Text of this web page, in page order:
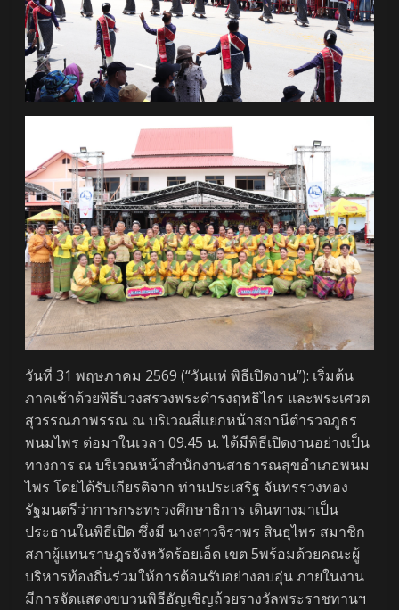
วันที่ 31 พฤษภาคม 2569 (“วันแห่ พิธีเปิดงาน”): เริ่มต้น
ภาคเช้าด้วยพิธีบวงสรวงพระดำรงฤทธิไกร และพระเศวต
สุวรรณภาพรรณ ณ บริเวณสี่แยกหน้าสถานีตำรวจภูธร
พนมไพร ต่อมาในเวลา 09.45 น. ได้มีพิธีเปิดงานอย่างเป็น
ทางการ ณ บริเวณหน้าสำนักงานสาธารณสุขอำเภอพนม
ไพร โดยได้รับเกียรติจาก ท่านประเสริฐ จันทรรวงทอง
รัฐมนตรีว่าการกระทรวงศึกษาธิการ เดินทางมาเป็น
ประธานในพิธีเปิด ซึ่งมี นางสาวจิราพร สินธุไพร สมาชิก
สภาผู้แทนราษฎรจังหวัดร้อยเอ็ด เขต 5พร้อมด้วยคณะผู้
บริหารท้องถิ่นร่วมให้การต้อนรับอย่างอบอุ่น ภายในงาน
มีการจัดแสดงขบวนพิธีอัญเชิญถ้วยรางวัลพระราชทานฯ